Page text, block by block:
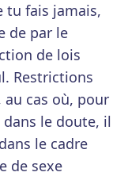
tu fais jamais,
de par le
de lois
Restrictions
cas où, pour
le doute, il
le cadre
de sexe